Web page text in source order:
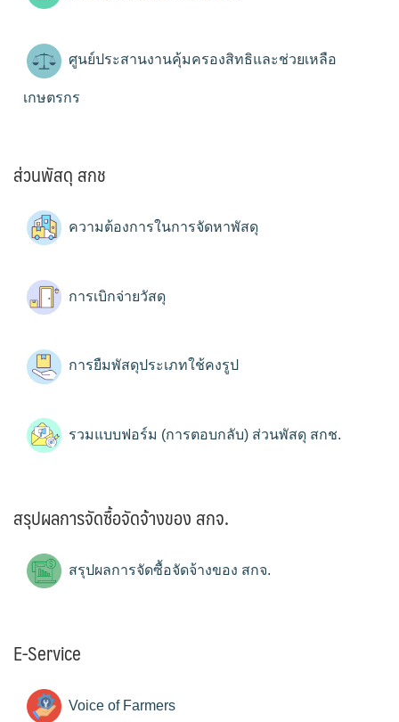
ศูนย์ประสานงานคุ้มครองสิทธิและช่วยเหลือ
เกษตรกร
ส่วนพัสดุ สกช
ความต้องการในการจัดหาพัสดุ
การเบิกจ่ายวัสดุ
การยืมพัสดุประเภทใช้คงรูป
รวมแบบฟอร์ม (การตอบกลับ) ส่วนพัสดุ สกช.
สรุปผลการจัดซื้อจัดจ้างของ สกจ.
สรุปผลการจัดซื้อจัดจ้างของ สกจ.
E-Service
Voice of Farmers